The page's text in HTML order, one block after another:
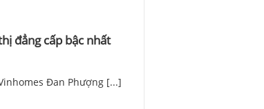
đẳng cấp bậc nhất
Đan Phượng [...]